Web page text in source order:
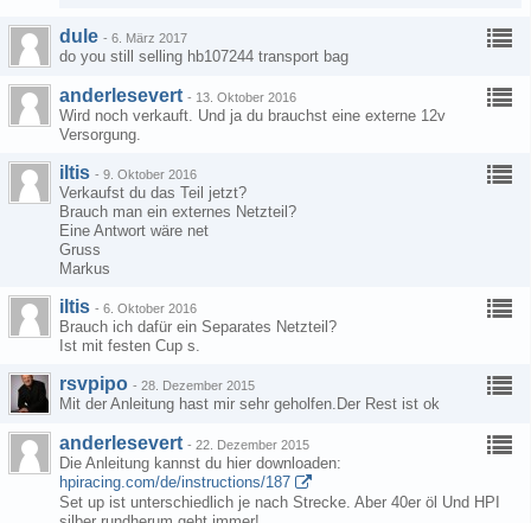
dule - 6. März 2017
do you still selling hb107244 transport bag
anderlesevert - 13. Oktober 2016
Wird noch verkauft. Und ja du brauchst eine externe 12v
Versorgung.
iltis - 9. Oktober 2016
Verkaufst du das Teil jetzt?
Brauch man ein externes Netzteil?
Eine Antwort wäre net
Gruss
Markus
iltis - 6. Oktober 2016
Brauch ich dafür ein Separates Netzteil?
Ist mit festen Cup s.
rsvpipo - 28. Dezember 2015
Mit der Anleitung hast mir sehr geholfen.Der Rest ist ok
anderlesevert - 22. Dezember 2015
Die Anleitung kannst du hier downloaden:
hpiracing.com/de/instructions/187
Set up ist unterschiedlich je nach Strecke. Aber 40er öl Und HPI